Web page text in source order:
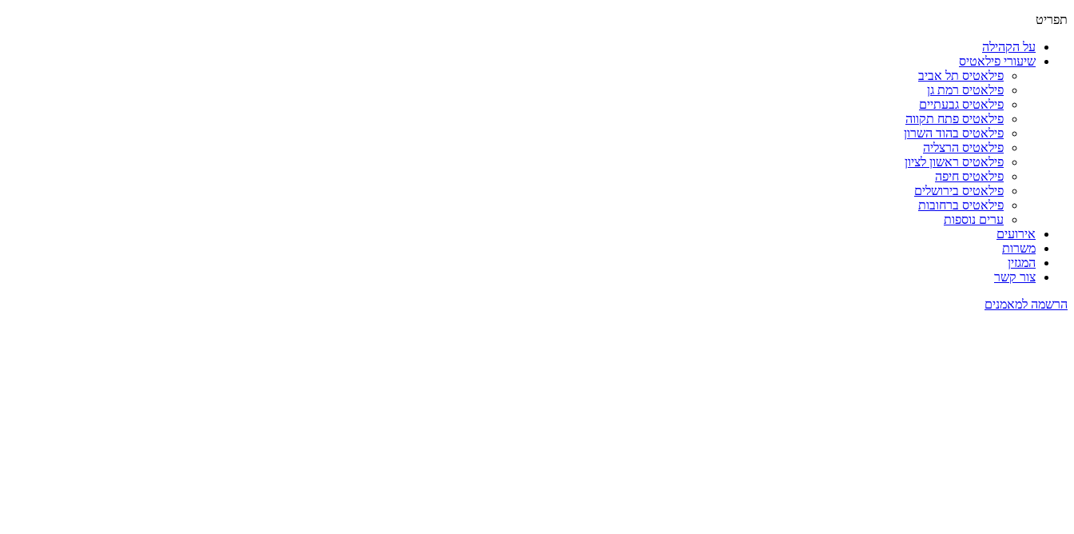
תפריט
על הקהילה
שיעורי פילאטיס
פילאטיס תל אביב
פילאטיס רמת גן
פילאטיס גבעתיים
פילאטיס פתח תקווה
פילאטיס בהוד השרון
פילאטיס הרצליה
פילאטיס ראשון לציון
פילאטיס חיפה
פילאטיס בירושלים
פילאטיס ברחובות
ערים נוספות
אירועים
משרות
המגזין
צור קשר
הרשמה למאמנים